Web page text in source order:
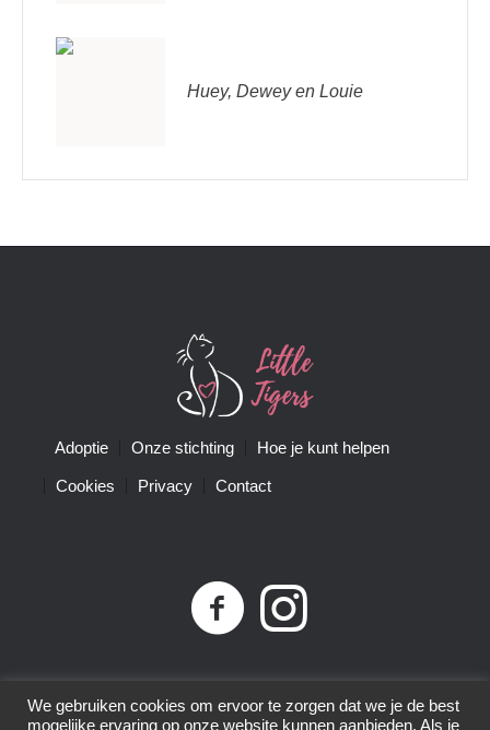
Huey, Dewey en Louie
Adoptie Onze stichting Hoe je kunt helpen
Cookies Privacy Contact
Privacybeleid
| Little Tigers | KvK-nummer 68761074 |
ANBI-nummer 8575.80.152 | © 2015-2025 | All Rights
We gebruiken cookies om ervoor te zorgen dat we je de best
mogelijke ervaring op onze website kunnen aanbieden. Als je